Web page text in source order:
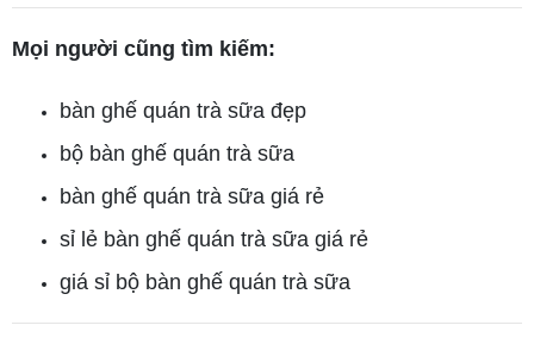
Mọi người cũng tìm kiếm:
bàn ghế quán trà sữa đẹp
bộ bàn ghế quán trà sữa
bàn ghế quán trà sữa giá rẻ
sỉ lẻ bàn ghế quán trà sữa giá rẻ
giá sỉ bộ bàn ghế quán trà sữa